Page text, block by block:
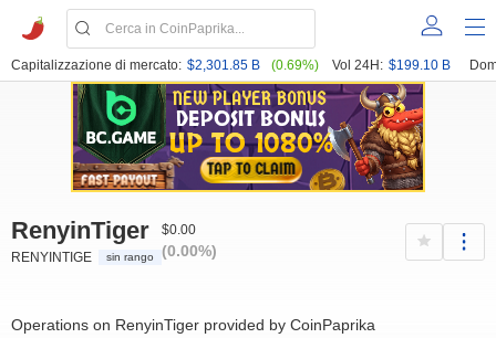
Capitalizzazione di mercato: $2,301.85 B (0.69%) Vol 24H: $199.10 B
RenyinTiger
RENYINTIGE sin rango
$0.00
(0.00%)
Operations on RenyinTiger provided by CoinPaprika